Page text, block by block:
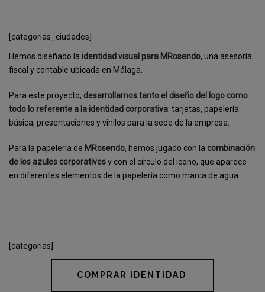
[categorias_ciudades]
Hemos diseñado la identidad visual para MRosendo, una asesoría
fiscal y contable ubicada en Málaga.
Para este proyecto, desarrollamos tanto el diseño del logo como
todo lo referente a la identidad corporativa: tarjetas, papelería
básica, presentaciones y vinilos para la sede de la empresa.
Para la papelería de MRosendo, hemos jugado con la combinación
de los azules corporativosy con el círculo del icono, que aparece
en diferentes elementos de la papelería como marca de agua.
[categorias]
COMPRAR IDENTIDAD